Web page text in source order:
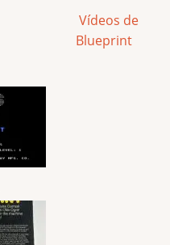
Vídeos de
Blueprint